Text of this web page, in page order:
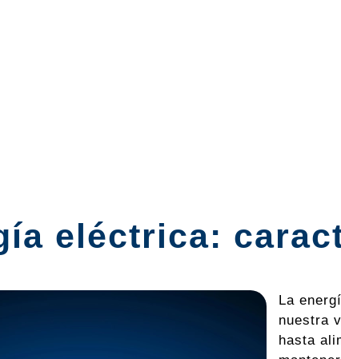
eléctrica:
La
nuestra
hasta